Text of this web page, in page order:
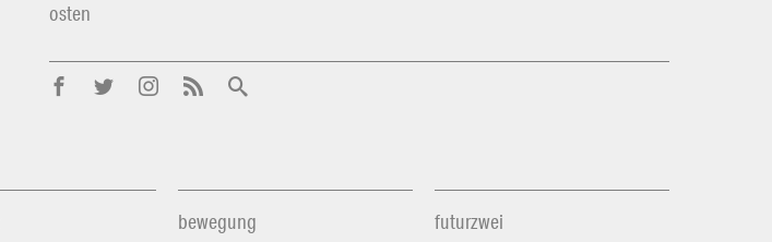
osten
bewegung futurzwei